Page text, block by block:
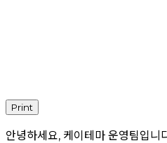
Print
안녕하세요, 케이테마 운영팀입니